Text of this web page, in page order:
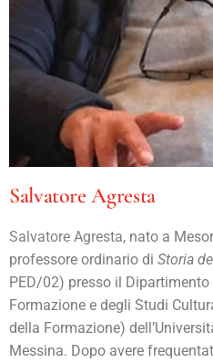
Salvatore Agresta
Salvatore Agresta, nato a
professore ordinario di Storia
PED/02) presso il
Formazione e degli Studi
della Formazione)
Messina. Dopo avere